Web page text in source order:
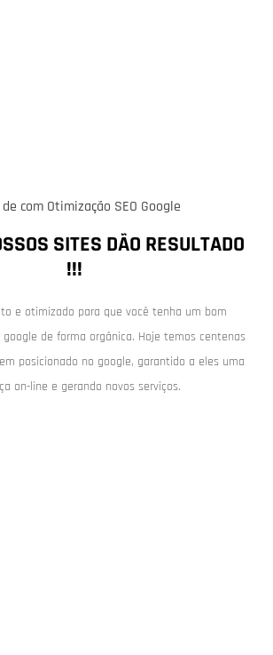
com Otimização SEO Google
SITES DÃO RESULTADO
!!!
e otimizado para que você tenha um bom
de forma orgânica. Hoje temos centenas
posicionado no google, garantido a eles uma
on-line e gerando novos serviços.